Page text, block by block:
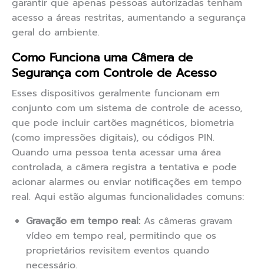
garantir que apenas pessoas autorizadas tenham
acesso a áreas restritas, aumentando a segurança
geral do ambiente.
Como Funciona uma Câmera de
Segurança com Controle de Acesso
Esses dispositivos geralmente funcionam em
conjunto com um sistema de controle de acesso,
que pode incluir cartões magnéticos, biometria
(como impressões digitais), ou códigos PIN.
Quando uma pessoa tenta acessar uma área
controlada, a câmera registra a tentativa e pode
acionar alarmes ou enviar notificações em tempo
real. Aqui estão algumas funcionalidades comuns:
Gravação em tempo real: As câmeras gravam
vídeo em tempo real, permitindo que os
proprietários revisitem eventos quando
necessário.